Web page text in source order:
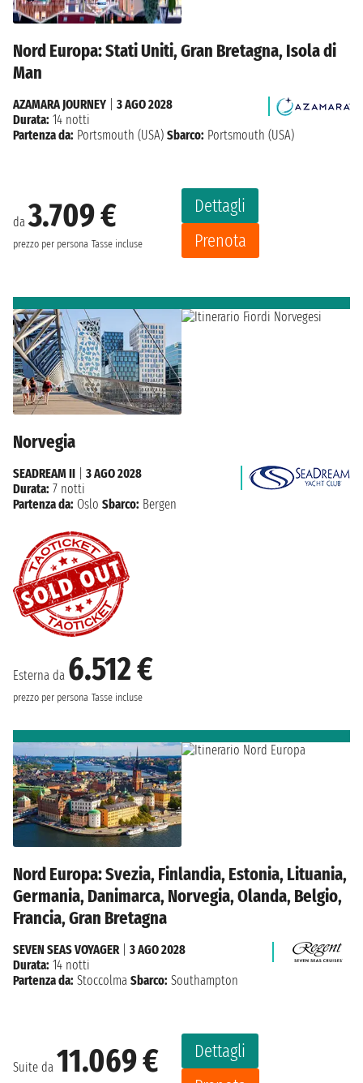
Nord Europa: Stati Uniti, Gran Bretagna, Isola di
Man
da3.709 €
prezzo per persona Tasse incluse
Dettagli
Prenota
AZAMARA JOURNEY
3 AGO 2028
Durata: 14 notti
Partenza da: Portsmouth (USA) Sbarco: Portsmouth (USA)
Norvegia
Esterna da 6.512 €
prezzo per persona Tasse incluse
SEADREAM II
3 AGO 2028
Durata: 7 notti
Partenza da: Oslo Sbarco: Bergen
Nord Europa: Svezia, Finlandia, Estonia, Lituania,
Germania, Danimarca, Norvegia, Olanda, Belgio,
Francia, Gran Bretagna
Suite da 11.069 €
Dettagli
SEVEN SEAS VOYAGER| 3 AGO 2028
Durata: 14 notti
Partenza da: Stoccolma Sbarco: Southampton